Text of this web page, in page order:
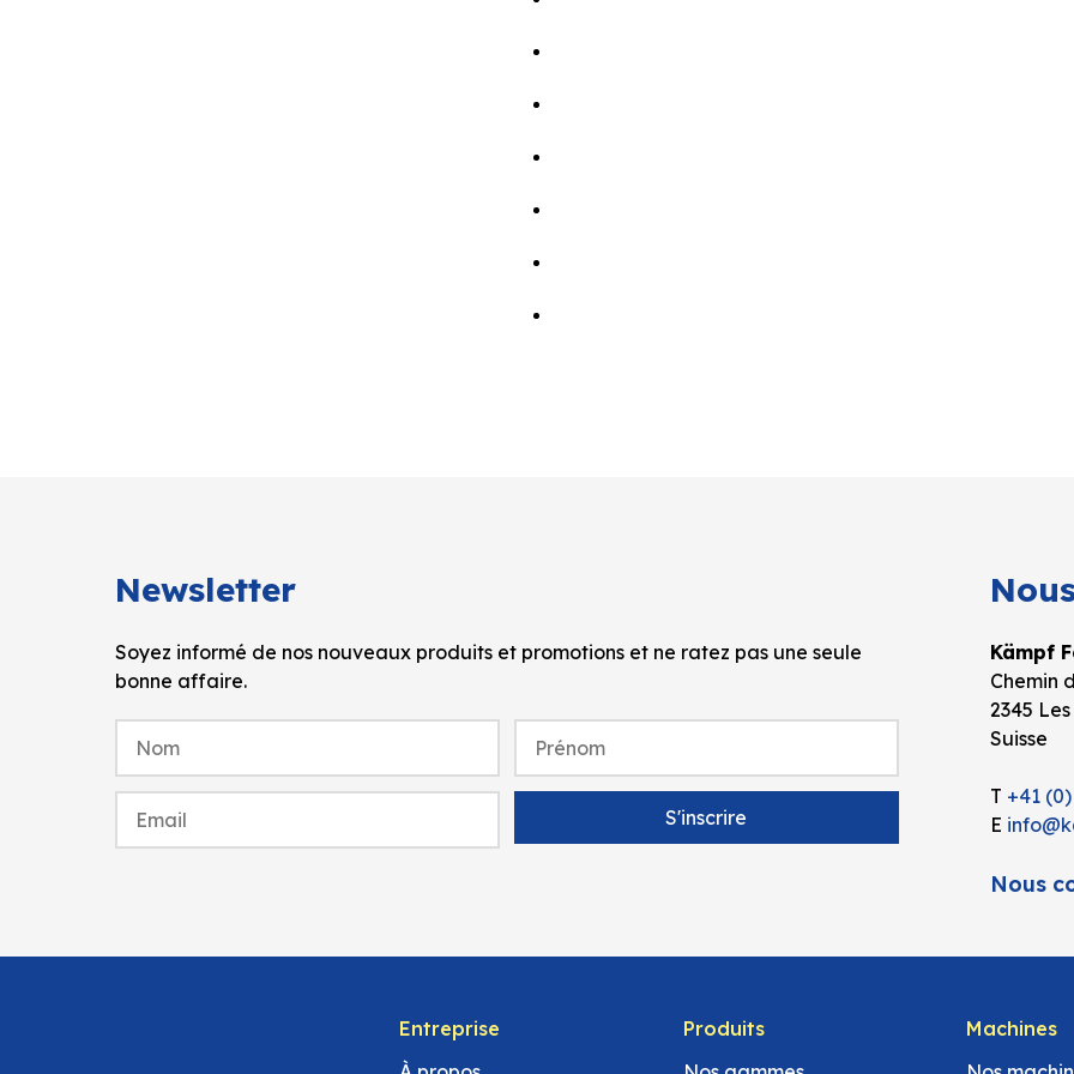
Newsletter
Soyez informé de nos nouveaux produits et promotions et ne ratez pas une seule
bonne affaire.
Kämpf
Chemin
2345
Suisse
T +41
E
Nous
Entreprise
Produits
Machines